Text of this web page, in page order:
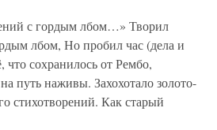
с гордым лбом…» Творил
лбом, Но пробил час (дела и
сохранилось от Рембо,
путь наживы. Захохотало золото-
стихотворений. Как старый